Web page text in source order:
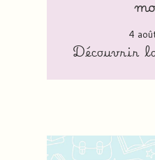
4
Découvrir